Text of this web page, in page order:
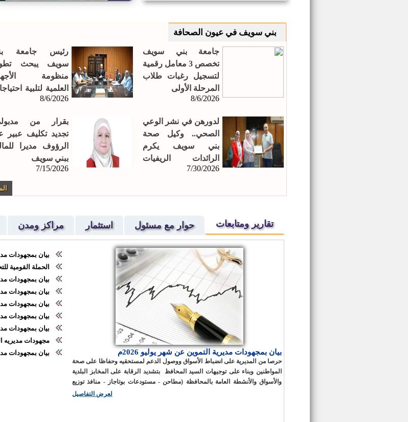
بني سويف في عيون الصحافة
جامعة بني سويف
تخصص 3 معامل رقمية
لتسجيل رغبات طلاب
المرحلة الأولى
8/6/2026
رئيس جامعة
سويف يبحث
منظومة
العلمية لتلبية
الباحثين
8/6/2026
لدورهن في نشر الوعي
الصحي.. وكيل صحة
بني سويف يكرم
الرائدات الريفيات
المتميزات
7/30/2026
بقرار من
تجديد تكليف عبير
الرؤوف مديرا
ببني سويف
7/15/2026
تقارير ومتابعات
بيان بمجهودات مديرية التموين عن شهر يوليو 2026م
حرصا من المديرية على انضباط الأسواق ووصول الدعم لمستحقيه وحفاظا على صحة
المواطنين وبناء على توجيهات السيد المحافظ بتشديد الرقابة على المخابز البلدية
والأسواق والأنشطة العامة بالمحافظة (مطاحن - مستودعات بوتاجاز - منافذ توزيع
السلع - محطات وقود) لذا تحرص المديرية من جانبها على ضبط الأسواق وتطهيرها من
لعرض التفاصيل
بيان بمجهودات
الحملة القومية
بيان بمجهودات
بيان بمجهودات
بيان بمجهودات
بيان بمجهودات
بيان بمجهودات
مجهودات مديريه
بيان بمجهودات
حوار مع مسئول استثمار مراكز ومدن